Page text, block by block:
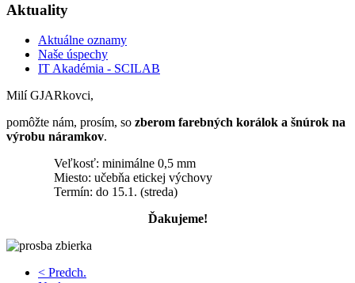
Aktuality
Aktuálne oznamy
Naše úspechy
IT Akadémia - SCILAB
Milí GJARkovci,
pomôžte nám, prosím, so zberom farebných korálok a šnúrok na
výrobu náramkov.
Veľkosť: minimálne 0,5 mm
Miesto: učebňa etickej výchovy
Termín: do 15.1. (streda)
Ďakujeme!
< Predch.